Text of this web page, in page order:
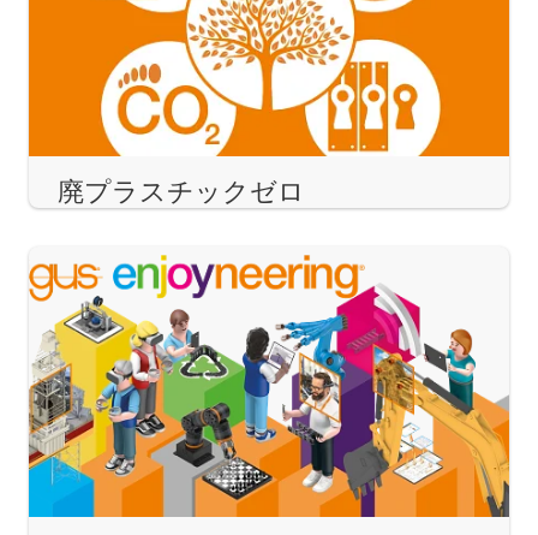
廃プラスチックゼロ